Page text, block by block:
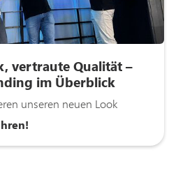
vertraute Qualität –
im Überblick
unseren neuen Look